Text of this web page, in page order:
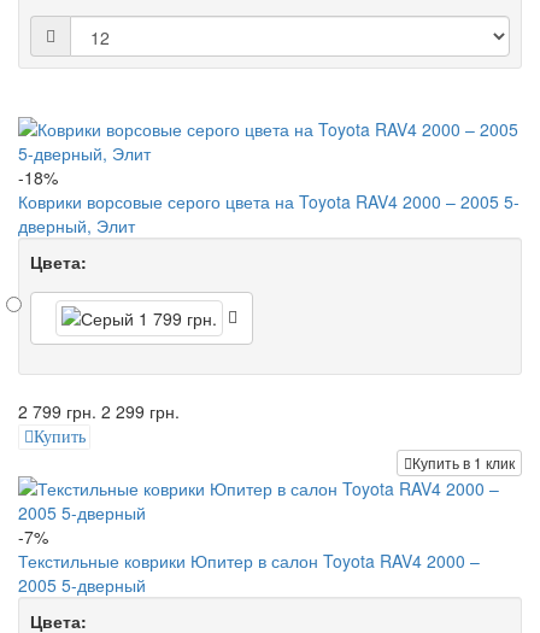
-18%
Коврики ворсовые серого цвета на Toyota RAV4 2000 – 2005 5-
дверный, Элит
Цвета:
2 799 грн. 2 299 грн.
Купить
Купить в 1 клик
-7%
Текстильные коврики Юпитер в салон Toyota RAV4 2000 –
2005 5-дверный
Цвета: